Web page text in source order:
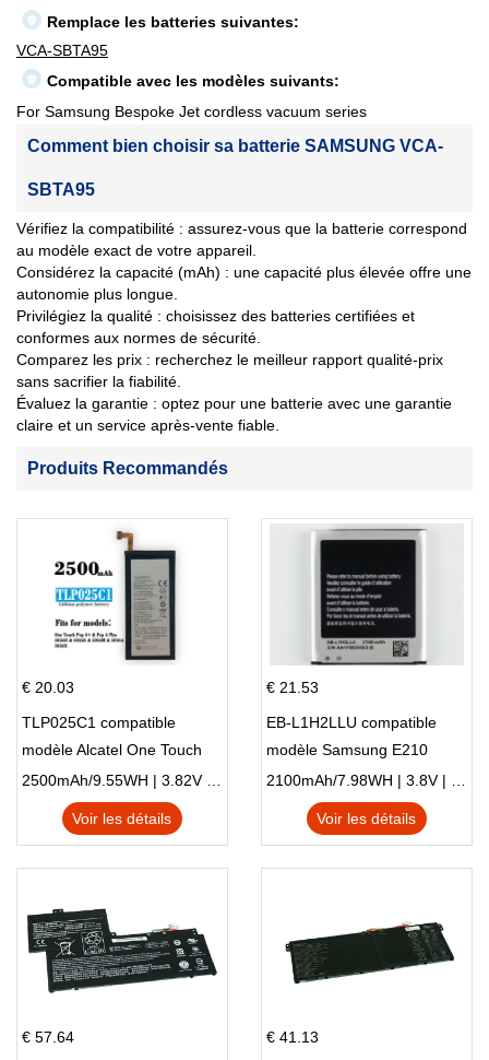
Remplace les batteries suivantes:
VCA-SBTA95
Compatible avec les modèles suivants:
For Samsung Bespoke Jet cordless vacuum series
Comment bien choisir sa batterie SAMSUNG VCA-
SBTA95
Vérifiez la compatibilité : assurez-vous que la batterie correspond
au modèle exact de votre appareil.
Considérez la capacité (mAh) : une capacité plus élevée offre une
autonomie plus longue.
Privilégiez la qualité : choisissez des batteries certifiées et
conformes aux normes de sécurité.
Comparez les prix : recherchez le meilleur rapport qualité-prix
sans sacrifier la fiabilité.
Évaluez la garantie : optez pour une batterie avec une garantie
claire et un service après-vente fiable.
Produits Recommandés
€ 20.03
TLP025C1 compatible
modèle Alcatel One Touch
Pop 4 Plus OT-5056D
2500mAh/9.55WH | 3.82V | Li-ion ...
Voir les détails
€ 21.53
EB-L1H2LLU compatible
modèle Samsung E210
E210K i939
2100mAh/7.98WH | 3.8V | Li-ion ...
Voir les détails
€ 57.64 € 41.13